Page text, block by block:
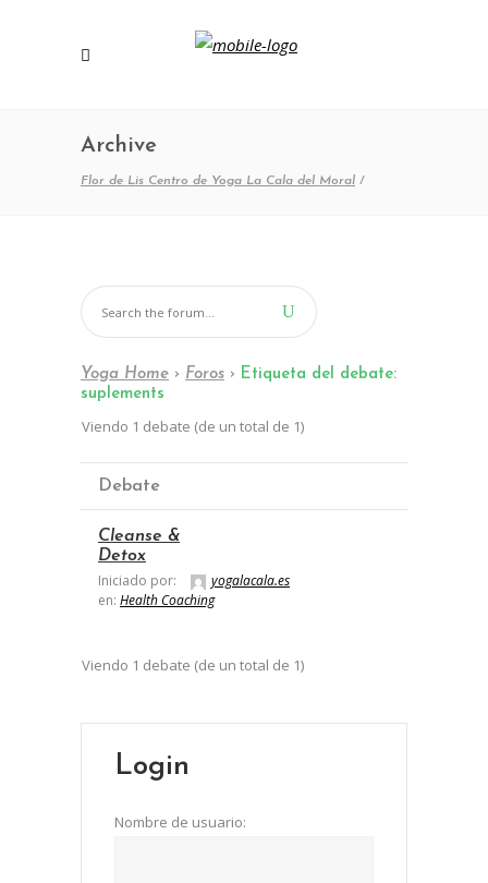
Archive
Flor de Lis Centro de Yoga La Cala del Moral /
Yoga Home › Foros › Etiqueta del debate:
suplements
Viendo 1 debate (de un total de 1)
Debate
Cleanse &
Detox
Iniciado por:
yogalacala.es
en: Health Coaching
Viendo 1 debate (de un total de 1)
Login
Nombre de usuario: